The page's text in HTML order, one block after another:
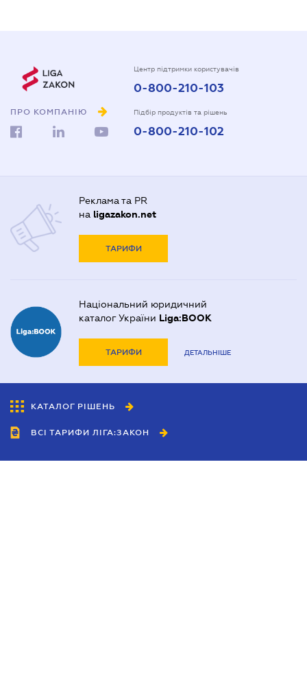
ПРО КОМПАНІЮ
Центр підтримки користувачів
0-800-210-103
Підбір продуктів та рішень
0-800-210-102
Реклама та PR
на ligazakon.net
ТАРИФИ
Національний юридичний
каталог України Liga:BOOK
ТАРИФИ ДЕТАЛЬНІШЕ
КАТАЛОГ РІШЕНЬ
ВСІ ТАРИФИ ЛІГА:ЗАКОН